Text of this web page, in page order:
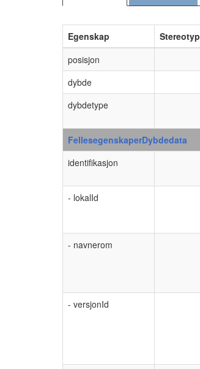
Egenskap
posisjon
dybde
dybdetype
FellesegenskaperDybdedata
identifikasjon
- lokalId
- navnerom
- versjonId